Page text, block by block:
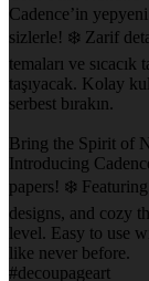
Cadence’in
sizlerle! ❄️ Zarif
temaları ve
taşıyacak. Kolay
serbest bırakın.
Bring the Spirit of
Introducing
papers! ❄️
designs, and cozy
level. Easy to use
like never before.
#decoupageart